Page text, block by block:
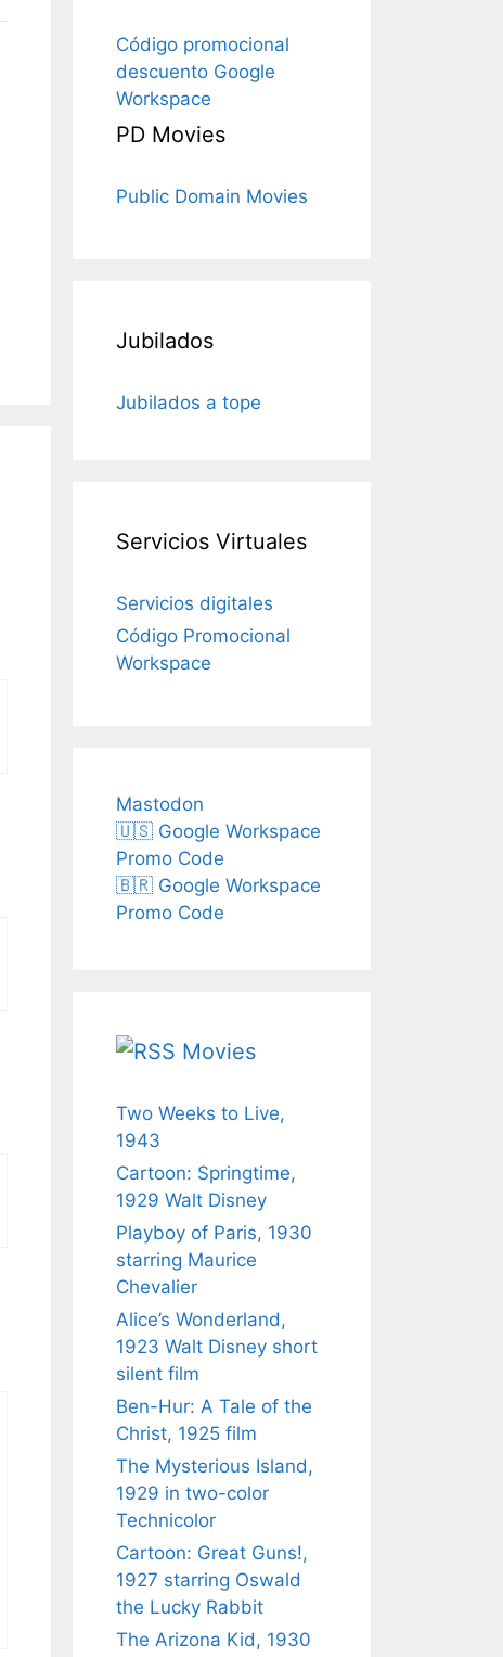
Código promocional
descuento Google
Workspace
PD Movies
Public Domain Movies
Jubilados
Jubilados a tope
Servicios Virtuales
Servicios digitales
Código Promocional
Workspace
Mastodon
🇺🇸 Google Workspace
Promo Code
🇧🇷 Google Workspace
Promo Code
Movies
Two Weeks to Live,
1943
Cartoon: Springtime,
1929 Walt Disney
Playboy of Paris, 1930
starring Maurice
Chevalier
Alice’s Wonderland,
1923 Walt Disney short
silent film
Ben-Hur: A Tale of the
Christ, 1925 film
The Mysterious Island,
1929 in two-color
Technicolor
Cartoon: Great Guns!,
1927 starring Oswald
the Lucky Rabbit
The Arizona Kid, 1930